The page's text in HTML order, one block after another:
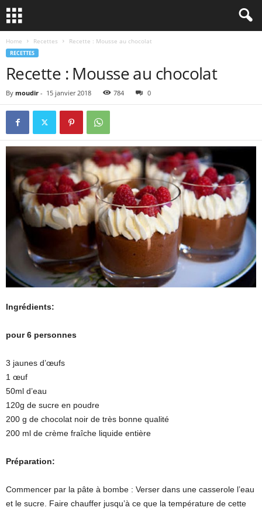
Home Recettes Recette : Mousse au chocolat
RECETTES
Recette : Mousse au chocolat
By moudir - 15 janvier 2018 784 0
Ingrédients:
pour 6 personnes
3 jaunes d’œufs
1 œuf
50ml d’eau
120g de sucre en poudre
200 g de chocolat noir de très bonne qualité
200 ml de crème fraîche liquide entière
Préparation:
Commencer par la pâte à bombe : Verser dans une casserole l’eau
et le sucre. Faire chauffer jusqu’à ce que la température de cette